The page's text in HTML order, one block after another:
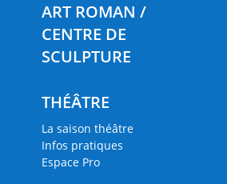
ART ROMAN /
CENTRE DE
SCULPTURE
THÉÂTRE
La saison théâtre
Infos pratiques
Espace Pro